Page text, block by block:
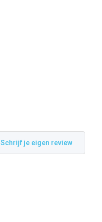
Schrijf je eigen review